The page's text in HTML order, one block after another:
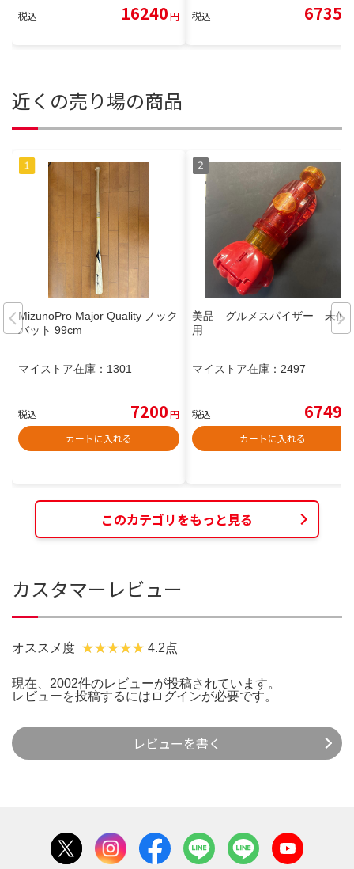
税込 16240円 税込 6735
近くの売り場の商品
MizunoPro Major Quality ノック
バット 99cm
マイストア在庫： 1301
税込 7200円
カートに入れる
美品 グルメスパイザー 未使
用
マイストア在庫： 2497
税込 6749
カートに入れる
このカテゴリをもっと見る
カスタマーレビュー
オススメ度 4.2点
現在、2002件のレビューが投稿されています。
レビューを投稿するには ログインが必要です。
レビューを書く